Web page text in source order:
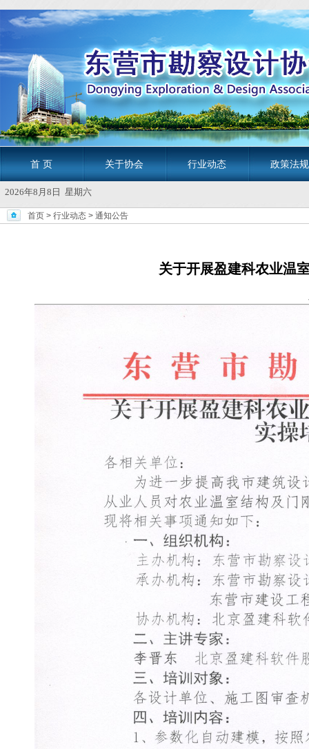
首 页 关于协会 行业动态 政策法规
2026年8月8日 星期六
首页 > 行业动态 > 通知公告
关于开展盈建科农业温